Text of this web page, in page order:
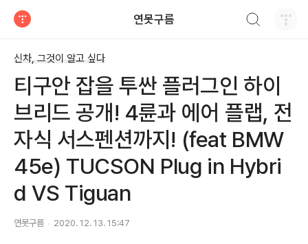
연못구름
신차, 그것이 알고 싶다
티구안 잡을 투싼 플러그인 하이
브리드 공개! 4륜과 에어 플랩, 전
자식 서스펜션까지! (feat BMW
45e) TUCSON Plug in Hybri
d VS Tiguan
연못구름 2020. 12. 13. 15:47